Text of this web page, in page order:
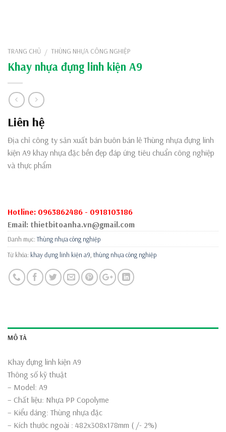
TRANG CHỦ / THÙNG NHỰA CÔNG NGHIỆP
Khay nhựa đựng linh kiện A9
Liên hệ
Địa chỉ công ty sản xuất bán buôn bán lẻ Thùng nhựa đựng linh
kiện A9 khay nhựa đặc bền đẹp đáp ứng tiêu chuẩn công nghiệp
và thực phẩm
Hotline: 0963862486 - 0918103186
Email: thietbitoanha.vn@gmail.com
Danh mục:Thùng nhựa công nghiệp
Từ khóa: khay đựng linh kiện a9 thùng nhựa công nghiệp
MÔ TẢ
Khay đựng linh kiện A9
Thông số kỹ thuật
– Model: A9
– Chất liệu: Nhựa PP Copolyme
– Kiểu dáng: Thùng nhựa đặc
– Kích thước ngoài : 482x308x178mm ( /- 2%)